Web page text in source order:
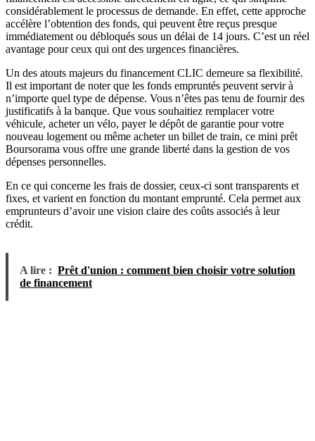
considérablement le processus de demande. En effet, cette approche
accélère l’obtention des fonds, qui peuvent être reçus presque
immédiatement ou débloqués sous un délai de 14 jours. C’est un réel
avantage pour ceux qui ont des urgences financières.
Un des atouts majeurs du financement CLIC demeure sa flexibilité.
Il est important de noter que les fonds empruntés peuvent servir à
n’importe quel type de dépense. Vous n’êtes pas tenu de fournir des
justificatifs à la banque. Que vous souhaitiez remplacer votre
véhicule, acheter un vélo, payer le dépôt de garantie pour votre
nouveau logement ou même acheter un billet de train, ce mini prêt
Boursorama vous offre une grande liberté dans la gestion de vos
dépenses personnelles.
En ce qui concerne les frais de dossier, ceux-ci sont transparents et
fixes, et varient en fonction du montant emprunté. Cela permet aux
emprunteurs d’avoir une vision claire des coûts associés à leur
crédit.
A lire : Prêt d'union : comment bien choisir votre solution
de financement